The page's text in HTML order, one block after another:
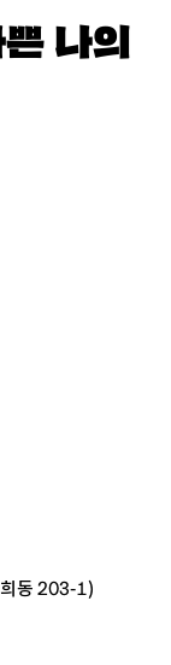
나의
희동 203-1)